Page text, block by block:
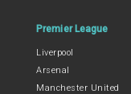
Premier League
Liverpool
Arsenal
Manchester United